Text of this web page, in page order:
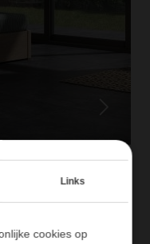
Links
cookies op